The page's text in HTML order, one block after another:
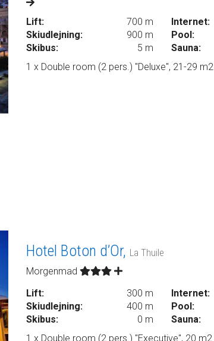
Lift:
700 m
Skiudlejning:
900 m
Skibus:
5 m
Internet:
Pool:
Sauna:
1 x Double room (2 pers.) "Deluxe", 21-29 m2
Hotel Boton d’Or, La Thuile
Morgenmad
Lift:
300 m
Skiudlejning:
400 m
Skibus:
0 m
Internet:
Pool:
Sauna:
1 x Double room (2 pers.) "Executive", 20 m2